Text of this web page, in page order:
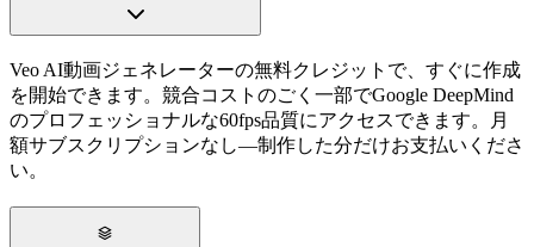
超スムーズな60FPS出力
Veo AI動画ジェネレーターを使用して、HDRカラーグレーデ
ィングで優れたフレームレートの滑らかさを体験してくださ